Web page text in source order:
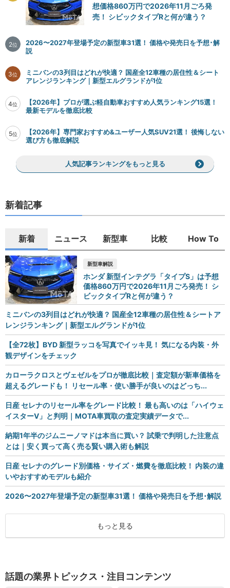
想価格860万円で2026年11月ごろ発
売！ シビックタイプRと何が違う？
2位
2026〜2027年登場予定の新型車31選！ 価格や発売日を予想･解
説
3位
ミニバンの3列目はどれが快適？ 国産全12車種の居住性＆シート
アレンジランキング｜新型エルグランドが1位
4位
【2026年】プロが選ぶ軽自動車おすすめ人気ランキング15選！
最新モデルを徹底比較
5位
【2026年】専門家おすすめ&ユーザー人気SUV21選！ 後悔しない
選び方も徹底解説
人気記事ランキングをもっと見る
新着記事
新着 ニュース 新型車 比較 How To
新型車解説
ホンダ 新型インテグラ「タイプS」は予想
価格860万円で2026年11月ごろ発売！ シ
ビックタイプRと何が違う？
ミニバンの3列目はどれが快適？ 国産全12車種の居住性＆シートア
レンジランキング｜新型エルグランドが1位
【全72枚】BYD 新型ラッコを写真でイッキ見！ 気になる内装・外
観デザインをチェック
カローラクロスとヴェゼルをプロが徹底比較｜査定額が新車価格を
超えるグレードも！ リセール率・使い勝手が良いのはどっち...
日産 セレナのリセール率をグレード比較！ 最も高いのは「ハイウェ
イスターV」と判明｜MOTA車買取の査定実績データで...
納期1年半のジムニーノマドは本当に買い？ 試乗で判明した注意点
とは｜安く買って高く売る賢い購入術も解説
日産 セレナのグレード別価格・サイズ・燃費を徹底比較！ 内装の違
いやおすすめモデルも紹介
2026〜2027年登場予定の新型車31選！ 価格や発売日を予想･解説
もっと見る
話題の業界トピックス・注目コンテンツ